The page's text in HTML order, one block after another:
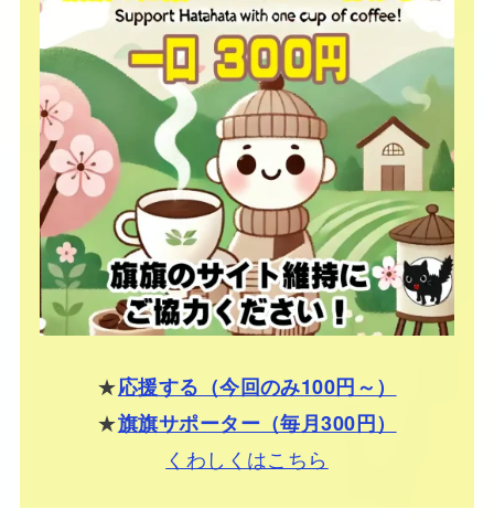
★応援する（今回のみ100円～）
★旗旗サポーター（毎月300円）
くわしくはこちら